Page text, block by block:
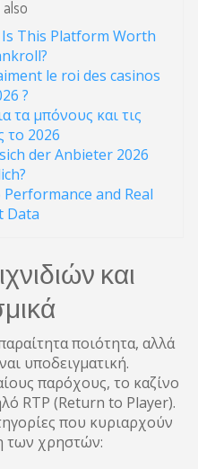
This Platform Worth
le roi des casinos
?
τα μπόνους και τις
το 2026
der Anbieter 2026
Performance and Real
Data
και
ποιότητα, αλλά
υποδειγματική.
παρόχους, το καζίνο
RTP (Return to Player).
που κυριαρχούν
των χρηστών: